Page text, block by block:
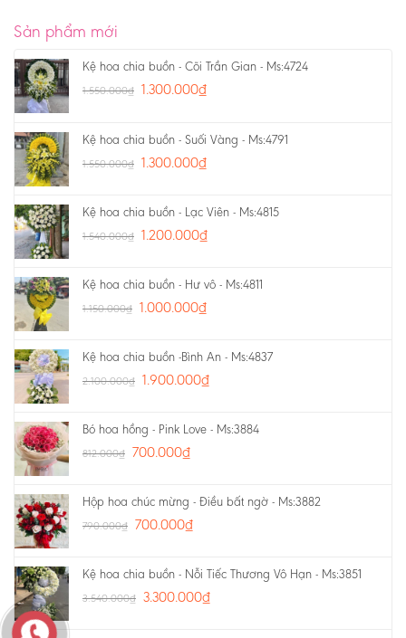
Sản phẩm mới
Kệ hoa chia buồn - Cõi Trần Gian - Ms:4724
1.550.000₫ 1.300.000₫
Kệ hoa chia buồn - Suối Vàng - Ms:4791
1.550.000₫ 1.300.000₫
Kệ hoa chia buồn - Lạc Viên - Ms:4815
1.540.000₫ 1.200.000₫
Kệ hoa chia buồn - Hư vô - Ms:4811
1.150.000₫ 1.000.000₫
Kệ hoa chia buồn -Bình An - Ms:4837
2.100.000₫ 1.900.000₫
Bó hoa hồng - Pink Love - Ms:3884
812.000₫ 700.000₫
Hộp hoa chúc mừng - Điều bất ngờ - Ms:3882
790.000₫ 700.000₫
Kệ hoa chia buồn - Nỗi Tiếc Thương Vô Hạn - Ms:3851
3.540.000₫ 3.300.000₫